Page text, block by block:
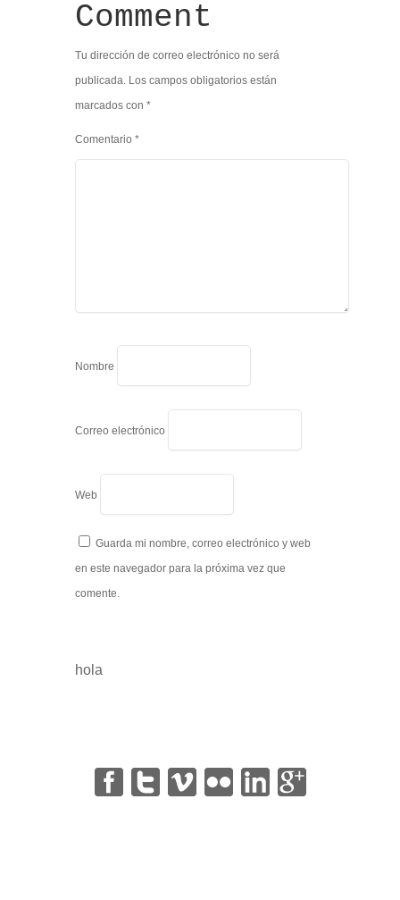
Comment
Tu dirección de correo electrónico no será
publicada. Los campos obligatorios están
marcados con *
Comentario *
Nombre
Correo electrónico
Web
Guarda mi nombre, correo electrónico y web
en este navegador para la próxima vez que
comente.
hola
| | | | |